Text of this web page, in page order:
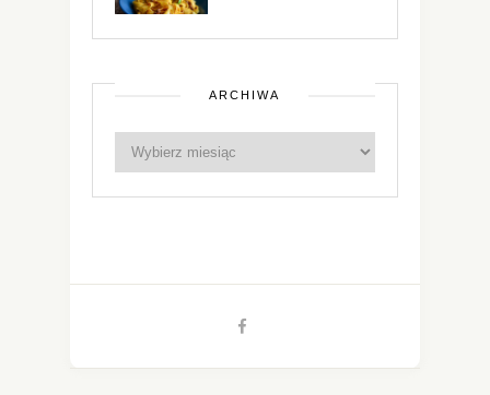
ARCHIWA